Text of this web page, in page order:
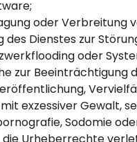
oder Verbreitung
des Dienstes zur
oder
zur Beeinträchtigung
exzessiver Gewalt,
Sodomie